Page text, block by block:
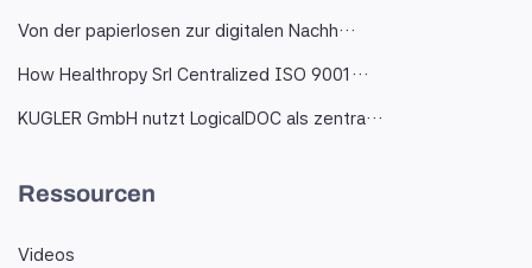
Von der papierlosen zur digitalen Nachh…
How Healthropy Srl Centralized ISO 9001…
KUGLER GmbH nutzt LogicalDOC als zentra…
Ressourcen
Videos